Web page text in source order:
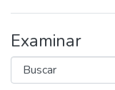
Examinar